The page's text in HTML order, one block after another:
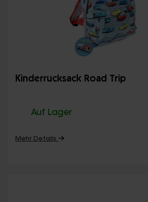
Kinderrucksack Road Trip
Auf Lager
Mehr Details